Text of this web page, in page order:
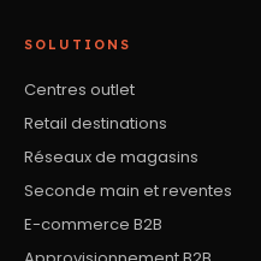
SOLUTIONS
Centres outlet
Retail destinations
Réseaux de magasins
Seconde main et reventes
E-commerce B2B